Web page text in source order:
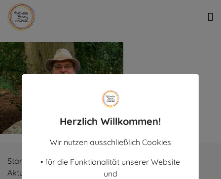
Start
Aktuelles
Herzlich Willkommen!
Wir nutzen ausschließlich Cookies
• für die Funktionalität unserer Website
und